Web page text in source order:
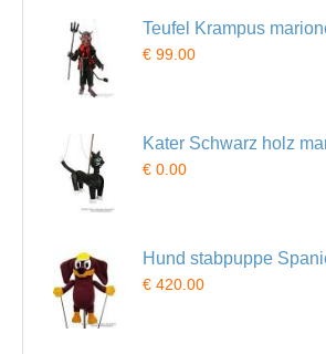
Teufel Krampus
€ 99.00
Kater Schwarz holz
€ 0.00
Hund stabpuppe
€ 420.00